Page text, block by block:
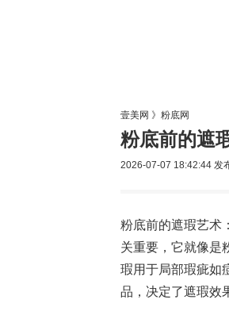
壹美网 》 粉底网
粉底前的遮
2026-07-07 18:42:44 发
粉底前的遮瑕艺术
关重要，它就像是
瑕用于局部瑕疵如
品，决定了遮瑕效